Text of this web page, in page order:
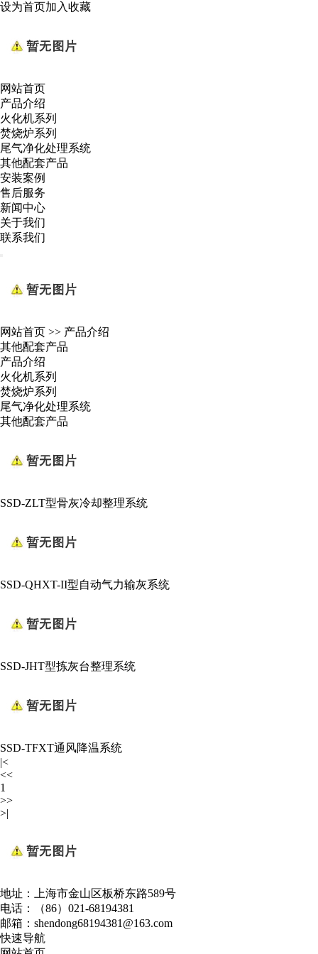
设为首页加入收藏
网站首页
产品介绍
火化机系列
焚烧炉系列
尾气净化处理系统
其他配套产品
安装案例
售后服务
新闻中心
关于我们
联系我们
网站首页 >> 产品介绍
其他配套产品
产品介绍
火化机系列
焚烧炉系列
尾气净化处理系统
其他配套产品
SSD-ZLT型骨灰冷却整理系统
SSD-QHXT-II型自动气力输灰系统
SSD-JHT型拣灰台整理系统
SSD-TFXT通风降温系统
|<
<<
1
>>
>|
地址：上海市金山区板桥东路589号
电话：（86）021-68194381
邮箱：shendong68194381@163.com
快速导航